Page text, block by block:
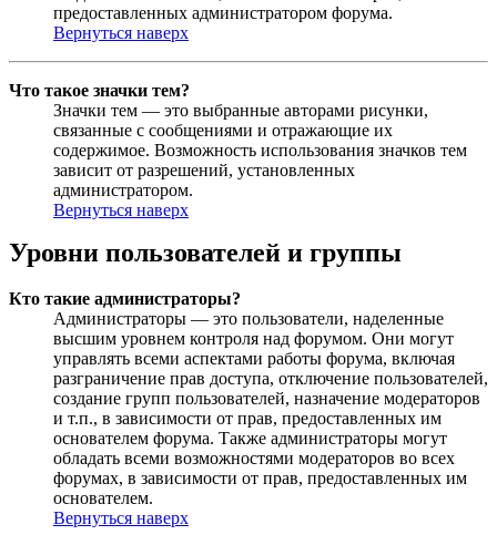
предоставленных администратором форума.
Вернуться наверх
Что такое значки тем?
Значки тем — это выбранные авторами рисунки,
связанные с сообщениями и отражающие их
содержимое. Возможность использования значков тем
зависит от разрешений, установленных
администратором.
Вернуться наверх
Уровни пользователей и группы
Кто такие администраторы?
Администраторы — это пользователи, наделенные
высшим уровнем контроля над форумом. Они могут
управлять всеми аспектами работы форума, включая
разграничение прав доступа, отключение пользователей,
создание групп пользователей, назначение модераторов
и т.п., в зависимости от прав, предоставленных им
основателем форума. Также администраторы могут
обладать всеми возможностями модераторов во всех
форумах, в зависимости от прав, предоставленных им
основателем.
Вернуться наверх